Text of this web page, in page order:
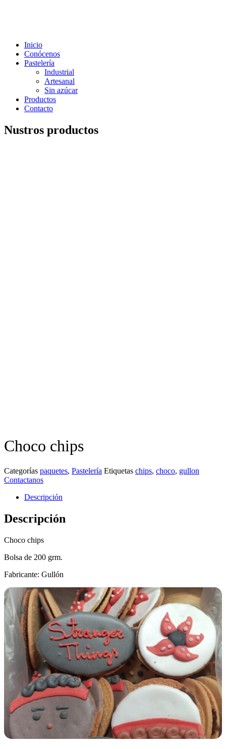
Inicio
Conócenos
Pastelería
Industrial
Artesanal
Sin azúcar
Productos
Contacto
Nustros productos
Choco chips
Categorías paquetes, Pastelería Etiquetas chips, choco, gullon
Contactanos
Descripción
Descripción
Choco chips
Bolsa de 200 grm.
Fabricante: Gullón